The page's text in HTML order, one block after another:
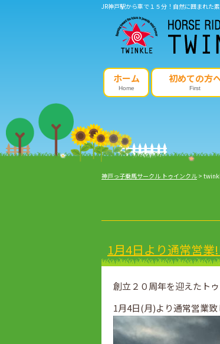
JR神戸駅から車で１５分！自然に囲まれた
ホーム
Home
初めての方
First
神戸っ子乗馬サークル トゥインクル >
1月4日より通常営業
創立２０周年を迎えたト
1月4日(月)より通常営業致